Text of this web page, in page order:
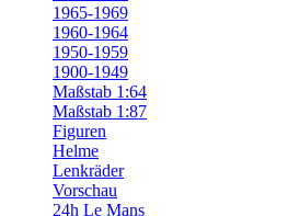
1965-1969
1960-1964
1950-1959
1900-1949
Maßstab 1:64
Maßstab 1:87
Figuren
Helme
Lenkräder
Vorschau
24h Le Mans